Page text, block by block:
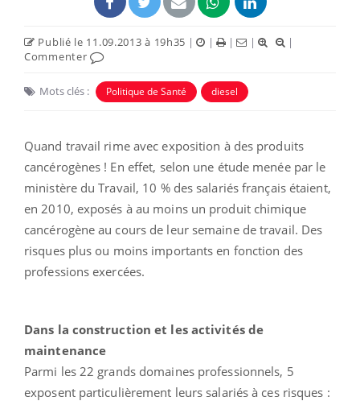
Publié le 11.09.2013 à 19h35 | | | |
|
Commenter
Mots clés : Politique de Santé diesel
Quand travail rime avec exposition à des produits
cancérogènes ! En effet, selon une étude menée par le
ministère du Travail, 10 % des salariés français étaient,
en 2010, exposés à au moins un produit chimique
cancérogène au cours de leur semaine de travail. Des
risques plus ou moins importants en fonction des
professions exercées.
Dans la construction et les activités de
maintenance
Parmi les 22 grands domaines professionnels, 5
exposent particulièrement leurs salariés à ces risques :